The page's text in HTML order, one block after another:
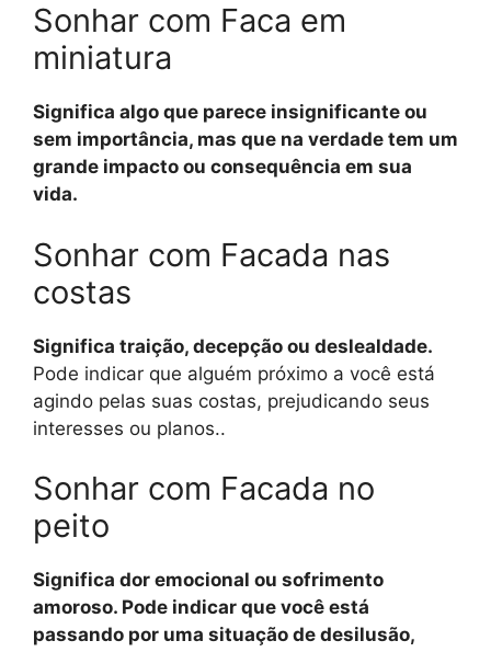
Sonhar com Faca em
miniatura
Significa algo que parece insignificante ou
sem importância, mas que na verdade tem um
grande impacto ou consequência em sua
vida.
Sonhar com Facada nas
costas
Significa traição, decepção ou deslealdade.
Pode indicar que alguém próximo a você está
agindo pelas suas costas, prejudicando seus
interesses ou planos..
Sonhar com Facada no
peito
Significa dor emocional ou sofrimento
amoroso. Pode indicar que você está
passando por uma situação de desilusão,